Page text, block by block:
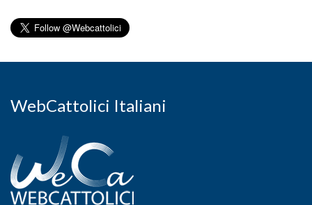
WebCattolici Italiani